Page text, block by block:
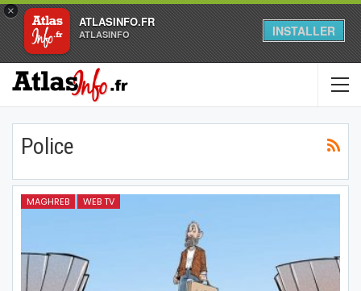
×
ATLASINFO.FR
ATLASINFO INSTALLER
Police
MAGHREB WEB TV